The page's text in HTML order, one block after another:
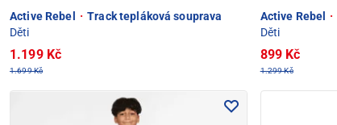
Active Rebel · Track tepláková souprava
Děti
1.199 Kč
1.699 Kč
Active Rebel ·
Děti
899 Kč
1.299 Kč